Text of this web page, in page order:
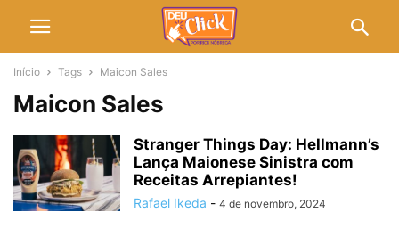
Início Tags Maicon Sales
Maicon Sales
Stranger Things Day: Hellmann’s
Lança Maionese Sinistra com
Receitas Arrepiantes!
Rafael Ikeda - 4 de novembro, 2024